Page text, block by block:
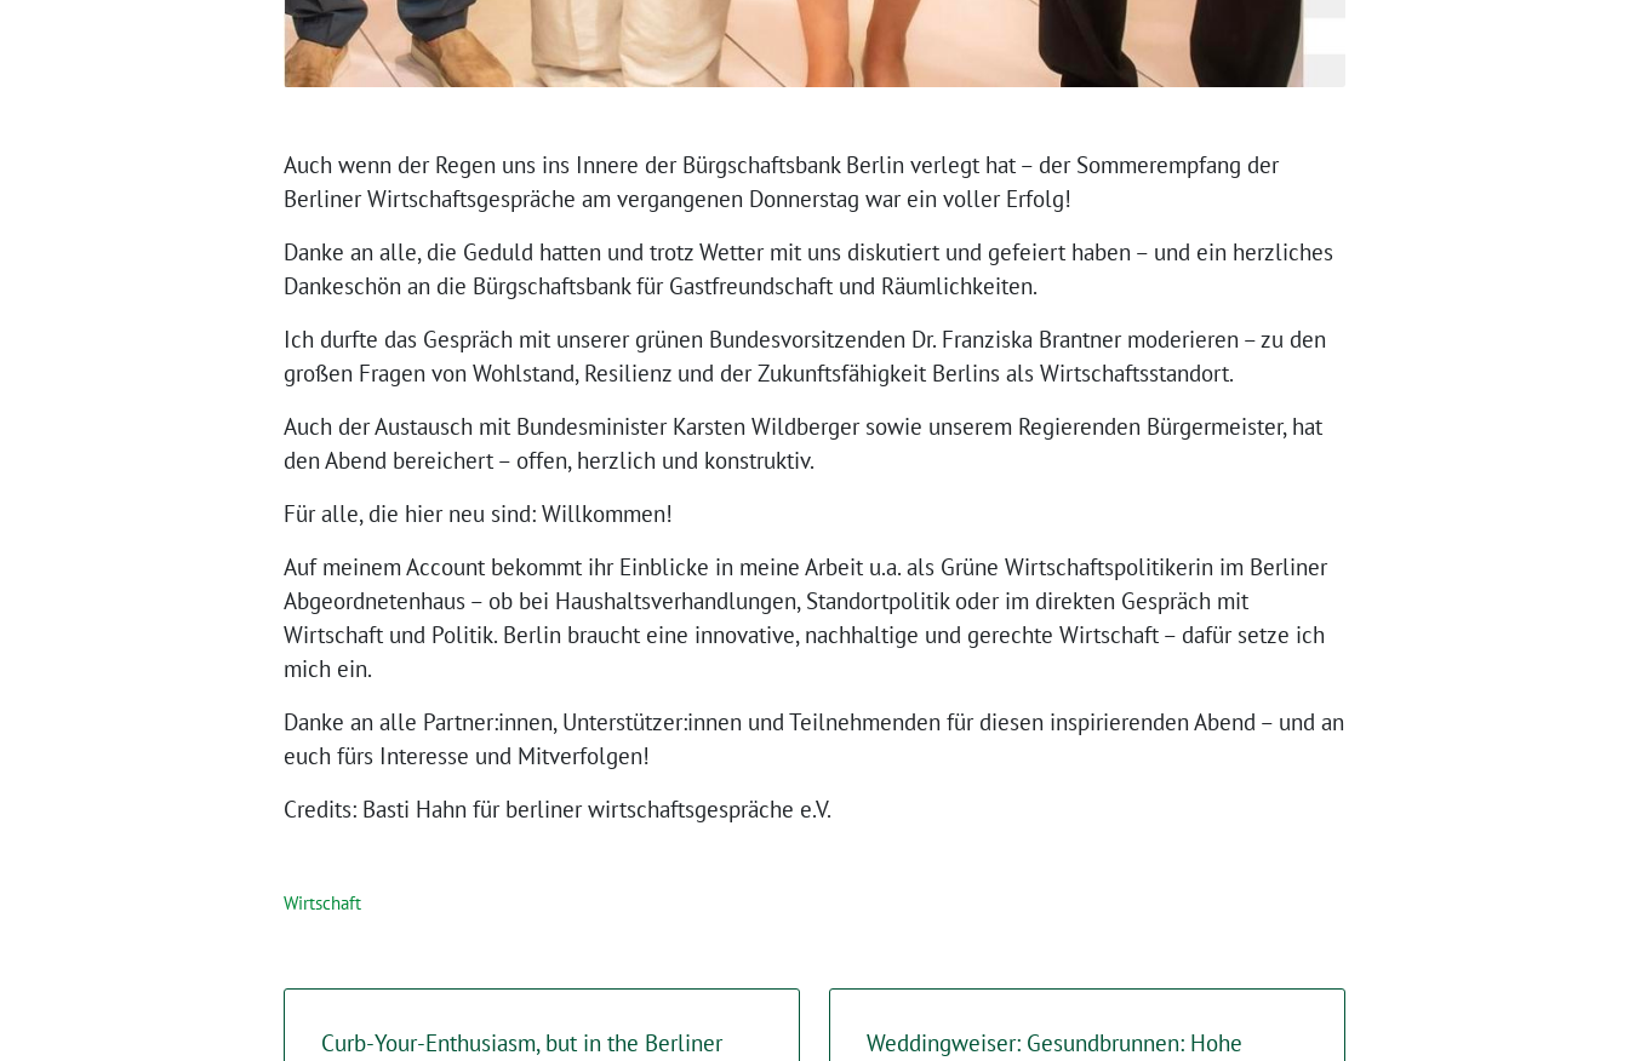
⁨Auch wenn der Regen uns ins Innere der Bürgschaftsbank Berlin verlegt hat – der Sommerempfang der
Berliner Wirtschaftsgespräche am vergangenen Donnerstag war ein voller Erfolg!
Danke an alle, die Geduld hatten und trotz Wetter mit uns diskutiert und gefeiert haben – und ein herzliches
Dankeschön an die Bürgschaftsbank für Gastfreundschaft und Räumlichkeiten.
Ich durfte das Gespräch mit unserer grünen Bundesvorsitzenden Dr. Franziska Brantner moderieren – zu den
großen Fragen von Wohlstand, Resilienz und der Zukunftsfähigkeit Berlins als Wirtschaftsstandort.
Auch der Austausch mit Bundesminister Karsten Wildberger sowie unserem Regierenden Bürgermeister, hat
den Abend bereichert – offen, herzlich und konstruktiv.
Für alle, die hier neu sind: Willkommen!
Auf meinem Account bekommt ihr Einblicke in meine Arbeit u.a. als Grüne Wirtschaftspolitikerin im Berliner
Abgeordnetenhaus – ob bei Haushaltsverhandlungen, Standortpolitik oder im direkten Gespräch mit
Wirtschaft und Politik. Berlin braucht eine innovative, nachhaltige und gerechte Wirtschaft – dafür setze ich
mich ein.
Danke an alle Partner:innen, Unterstützer:innen und Teilnehmenden für diesen inspirierenden Abend – und an
euch fürs Interesse und Mitverfolgen!
Credits: Basti Hahn für berliner wirtschaftsgespräche e.V.⁩
Wirtschaft
Curb-Your-Enthusiasm, but in the Berliner
Weddingweiser: Gesundbrunnen: Hohe